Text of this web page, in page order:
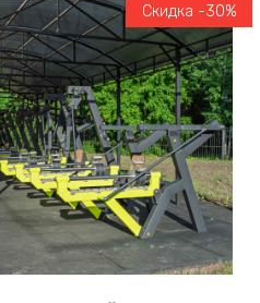
Скидка -30%